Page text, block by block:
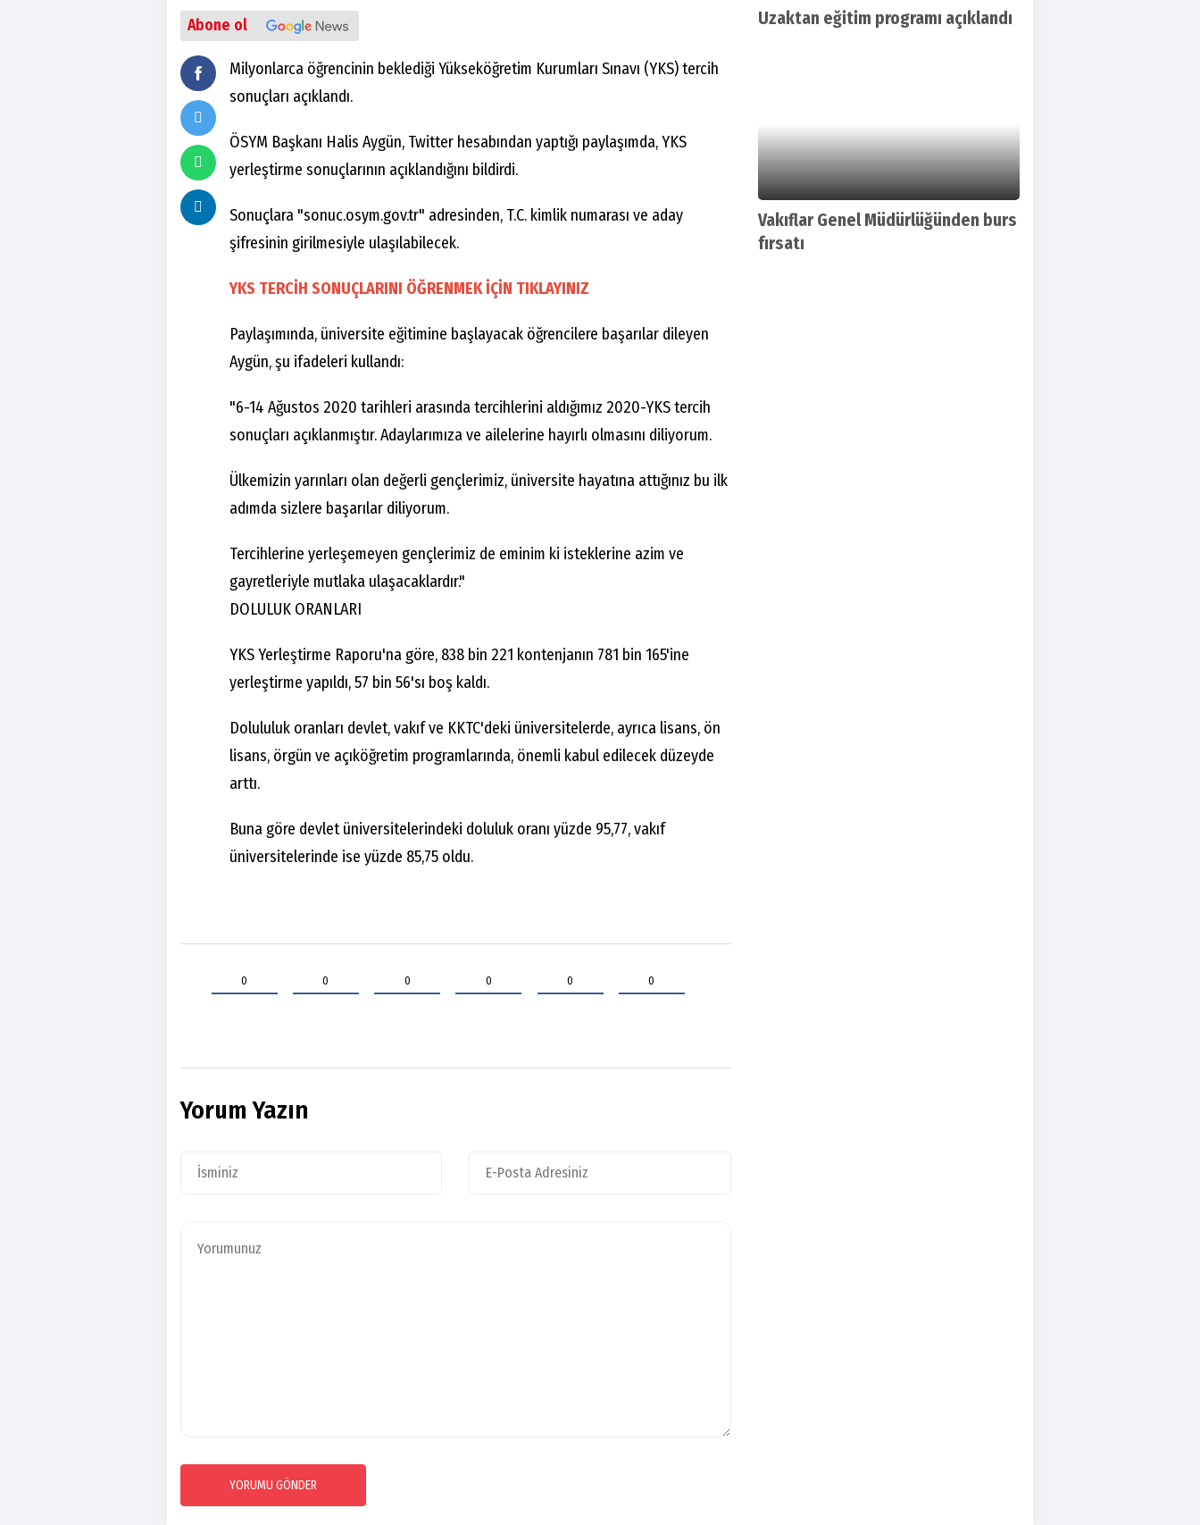
Abone ol
Milyonlarca öğrencinin beklediği Yükseköğretim Kurumları Sınavı (YKS) tercih
sonuçları açıklandı.
ÖSYM Başkanı Halis Aygün, Twitter hesabından yaptığı paylaşımda, YKS
yerleştirme sonuçlarının açıklandığını bildirdi.
Sonuçlara "sonuc.osym.gov.tr" adresinden, T.C. kimlik numarası ve aday
şifresinin girilmesiyle ulaşılabilecek.
YKS TERCİH SONUÇLARINI ÖĞRENMEK İÇİN TIKLAYINIZ
Paylaşımında, üniversite eğitimine başlayacak öğrencilere başarılar dileyen
Aygün, şu ifadeleri kullandı:
"6-14 Ağustos 2020 tarihleri arasında tercihlerini aldığımız 2020-YKS tercih
sonuçları açıklanmıştır. Adaylarımıza ve ailelerine hayırlı olmasını diliyorum.
Ülkemizin yarınları olan değerli gençlerimiz, üniversite hayatına attığınız bu ilk
adımda sizlere başarılar diliyorum.
Tercihlerine yerleşemeyen gençlerimiz de eminim ki isteklerine azim ve
gayretleriyle mutlaka ulaşacaklardır."
DOLULUK ORANLARI
YKS Yerleştirme Raporu'na göre, 838 bin 221 kontenjanın 781 bin 165'ine
yerleştirme yapıldı, 57 bin 56'sı boş kaldı.
Dolululuk oranları devlet, vakıf ve KKTC'deki üniversitelerde, ayrıca lisans, ön
lisans, örgün ve açıköğretim programlarında, önemli kabul edilecek düzeyde
arttı.
Buna göre devlet üniversitelerindeki doluluk oranı yüzde 95,77, vakıf
üniversitelerinde ise yüzde 85,75 oldu.
0 0 0 0 0 0
Yorum Yazın
YORUMU GÖNDER
Uzaktan eğitim programı açıklandı
Vakıflar Genel Müdürlüğünden burs
fırsatı